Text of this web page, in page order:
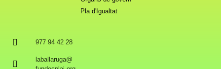
Pla d'Igualtat
977 94 42 28
laballaruga@